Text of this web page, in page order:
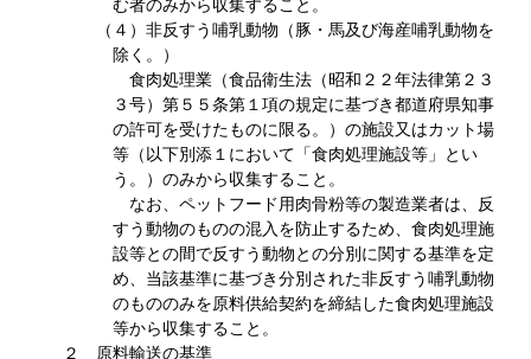
む者のみから収集すること。
（４）非反すう哺乳動物（豚・馬及び海産哺乳動物を
除く。）
食肉処理業（食品衛生法（昭和２２年法律第２３
３号）第５５条第１項の規定に基づき都道府県知事
の許可を受けたものに限る。）の施設又はカット場
等（以下別添１において「食肉処理施設等」とい
う。）のみから収集すること。
なお、ペットフード用肉骨粉等の製造業者は、反
すう動物のものの混入を防止するため、食肉処理施
設等との間で反すう動物との分別に関する基準を定
め、当該基準に基づき分別された非反すう哺乳動物
のもののみを原料供給契約を締結した食肉処理施設
等から収集すること。
２ 原料輸送の基準